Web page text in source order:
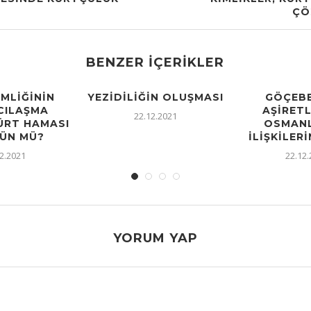
BENZER İÇERIKLER
HAMASI
MÜ?
YEZIDILIĞIN OLUŞMASI
22.12.2021
YORUM YAP